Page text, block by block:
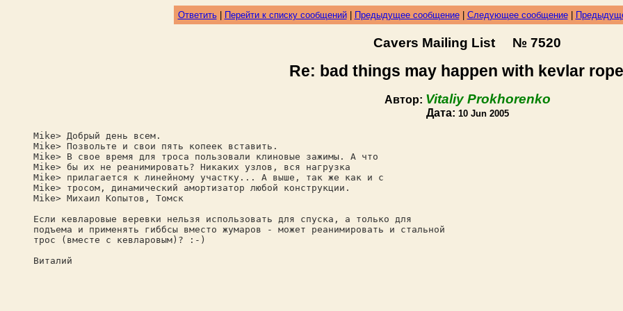
Ответить| Перейти к списку сообщений| Предыдущее сообщение| Следующее сообщение|
Cavers Mailing List № 7520
Re: bad things may happen with kevlar
Автор: Vitaliy Prokhorenko
Дата: 10 Jun 2005
Mike> Добрый день всем.
Mike> Позвольте и свои пять копеек вставить.
Mike> В свое время для троса пользовали клиновые зажимы. А что
Mike> бы их не реанимировать? Никаких узлов, вся нагрузка
Mike> прилагается к линейному участку... А выше, так же как и с
Mike> тросом, динамический амортизатор любой конструкции.
Mike> Михаил Копытов, Томск
Если кевларовые веревки нельзя использовать для спуска, а только для
подъема и применять гиббсы вместо жумаров - может реанимировать и стальной
трос (вместе с кевларовым)? :-)
Виталий